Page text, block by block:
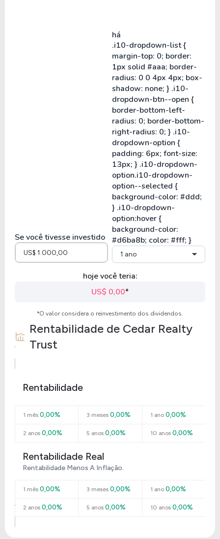
Se você tivesse investido
há
1 ano
hoje você teria:
US$ 0,00*
*O valor considera o reinvestimento dos dividendos.
Rentabilidade de Cedar Realty
Trust
Rentabilidade
1 mês 0,00% 3 meses 0,00% 1 ano0,00%
2 anos 0,00% 5 anos 0,00% 10 anos0,00%
Rentabilidade Real
Rentabilidade Menos A Inflação.
1 mês 0,00% 3 meses 0,00% 1 ano0,00%
2 anos 0,00% 5 anos 0,00% 10 anos0,00%